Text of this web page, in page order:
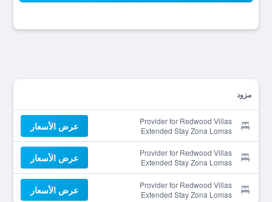
مزود
Provider for Redwood Villas
Extended Stay Zona Lomas
عرض الأسعار
Provider for Redwood Villas
Extended Stay Zona Lomas
عرض الأسعار
Provider for Redwood Villas
Extended Stay Zona Lomas
عرض الأسعار